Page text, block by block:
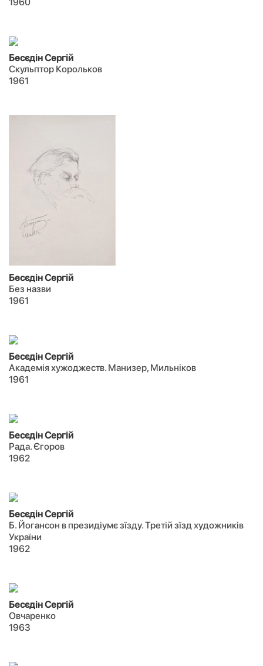
Бесєдін Сергій
Скульптор Корольков
1961
Бесєдін Сергій
Без назви
1961
Бесєдін Сергій
Академія хужоджеств. Манизер, Мильніков
1961
Бесєдін Сергій
Рада. Єгоров
1962
Бесєдін Сергій
Б. Йогансон в президіумє зїзду. Третій зїзд художників
України
1962
Бесєдін Сергій
Овчаренко
1963